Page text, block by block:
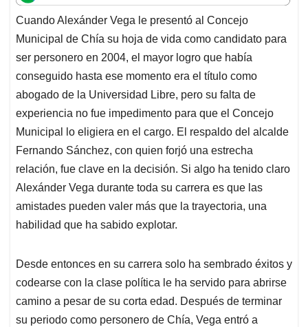
t
s
A
p
p
e
b
o
o
k
k
e
d
I
n
i
l
e
a
d
s
Cuando Alexánder Vega le presentó al Concejo
Municipal de Chía su hoja de vida como candidato para
ser personero en 2004, el mayor logro que había
conseguido hasta ese momento era el título como
abogado de la Universidad Libre, pero su falta de
experiencia no fue impedimento para que el Concejo
Municipal lo eligiera en el cargo. El respaldo del alcalde
Fernando Sánchez, con quien forjó una estrecha
relación, fue clave en la decisión. Si algo ha tenido claro
Alexánder Vega durante toda su carrera es que las
amistades pueden valer más que la trayectoria, una
habilidad que ha sabido explotar.
Desde entonces en su carrera solo ha sembrado éxitos y
codearse con la clase política le ha servido para abrirse
camino a pesar de su corta edad. Después de terminar
su periodo como personero de Chía, Vega entró a